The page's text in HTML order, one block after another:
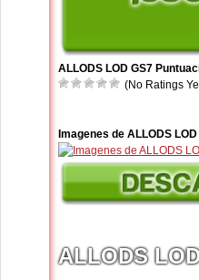
ALLODS LOD GS7
(No Ratings
Imagenes de ALLODS LOD
ALLODS